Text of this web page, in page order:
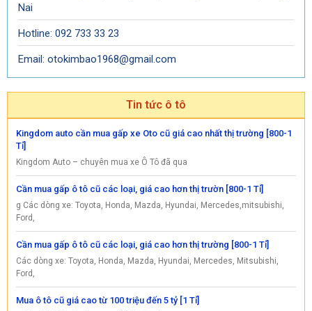
Nai
Hotline: 092 733 33 23
Email: otokimbao1968@gmail.com
Tin tức ô tô
Kingdom auto cần mua gấp xe Oto cũ giá cao nhất thị trường [800-1
Tỉ]
Kingdom Auto – chuyên mua xe Ô Tô đã qua
Cần mua gấp ô tô cũ các loại, giá cao hơn thị trườn [800-1 Tỉ]
g Các dòng xe: Toyota, Honda, Mazda, Hyundai, Mercedes,mitsubishi,
Ford,
Cần mua gấp ô tô cũ các loại, giá cao hơn thị trường [800-1 Tỉ]
Các dòng xe: Toyota, Honda, Mazda, Hyundai, Mercedes, Mitsubishi,
Ford,
Mua ô tô cũ giá cao từ 100 triệu đến 5 tỷ [1 Tỉ]